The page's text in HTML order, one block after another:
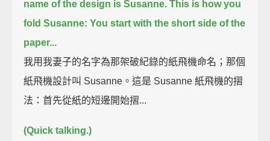
name of the design is Susanne. This is how you
fold Susanne: You start with the short side of the
paper...
我用我妻子的名字為那架破紀錄的紙飛機命名；那個
紙飛機設計叫 Susanne。這是 Susanne 紙飛機的摺
法：首先從紙的短邊開始摺...
(Quick talking.)